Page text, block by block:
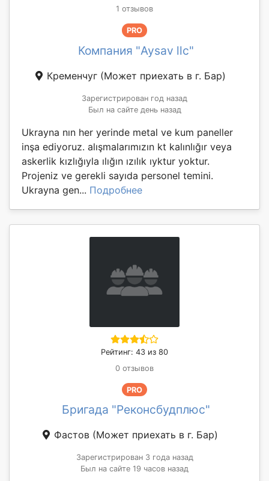
1 отзывов
PRO
Компания "Aysav llc"
Кременчуг (Может приехать в г. Бар)
Зарегистрирован год назад
Был на сайте день назад
Ukrayna nın her yerinde metal ve kum paneller
inşa ediyoruz. alışmalarımızın kt kalınlığır veya
askerlik kızlığıyla ılığın ızılık ıyktur yoktur.
Projeniz ve gerekli sayıda personel temini.
Ukrayna gen... Подробнее
Рейтинг: 43 из 80
0 отзывов
PRO
Бригада "Реконсбудплюс"
Фастов (Может приехать в г. Бар)
Зарегистрирован 3 года назад
Был на сайте 19 часов назад